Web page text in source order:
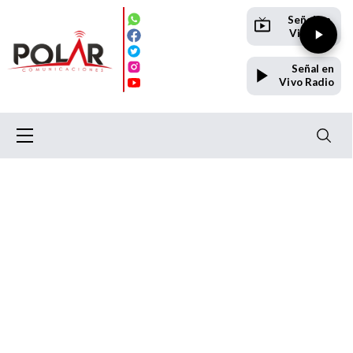
Señal en
Vivo TV
Señal en
Vivo Radio